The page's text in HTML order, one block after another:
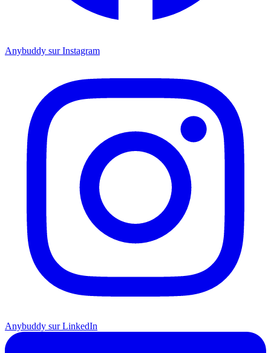
Anybuddy sur Instagram
Anybuddy sur LinkedIn